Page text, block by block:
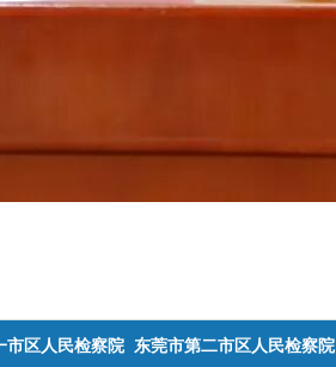
市区人民检察院 东莞市第二市区人民检察院